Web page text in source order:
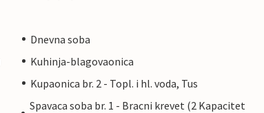
Dnevna soba
Kuhinja-blagovaonica
Kupaonica br. 2 - Topl. i hl. voda, Tus
Spavaca soba br. 1 - Bracni krevet (2 Kapacitet